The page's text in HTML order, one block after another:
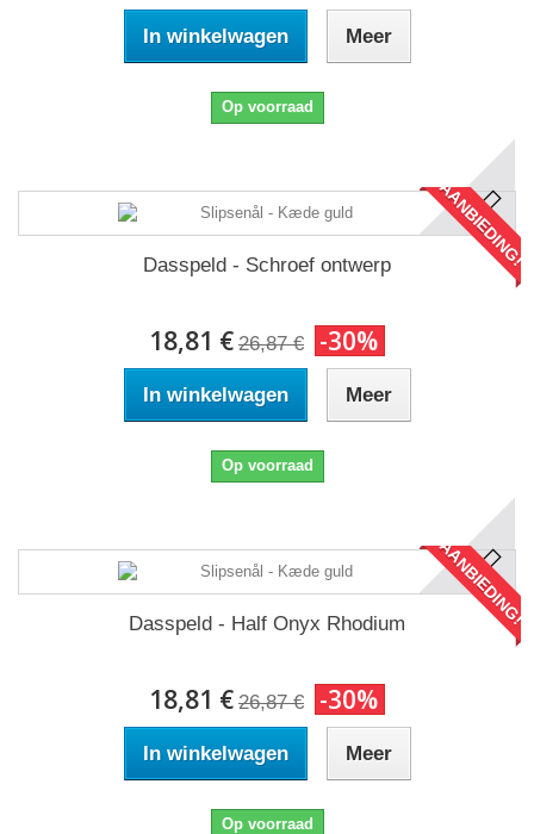
In winkelwagen Meer
Op voorraad
AANBIEDING!
Dasspeld - Schroef ontwerp
18,81 € 26,87 € -30%
In winkelwagen Meer
Op voorraad
AANBIEDING!
Dasspeld - Half Onyx Rhodium
18,81 € 26,87 € -30%
In winkelwagen Meer
Op voorraad